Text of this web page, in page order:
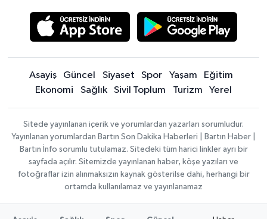
Asayiş Güncel Siyaset Spor Yaşam
Eğitim
Ekonomi
Sağlık Sivil Toplum Turizm Yerel
Sitede yayınlanan içerik ve yorumlardan yazarları sorumludur.
Yayınlanan yorumlardan Bartın Son Dakika Haberleri | Bartın Haber |
Bartın İnfo sorumlu tutulamaz. Sitedeki tüm harici linkler ayrı bir
sayfada açılır. Sitemizde yayınlanan haber, köşe yazıları ve
fotoğraflar izin alınmaksızın kaynak gösterilse dahi, herhangi bir
ortamda kullanılamaz ve yayınlanamaz